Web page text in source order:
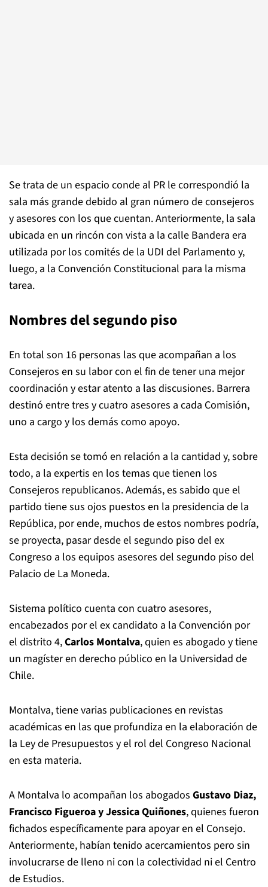
Se trata de un espacio conde al PR le correspondió la
sala más grande debido al gran número de consejeros
y asesores con los que cuentan. Anteriormente, la sala
ubicada en un rincón con vista a la calle Bandera era
utilizada por los comités de la UDI del Parlamento y,
luego, a la Convención Constitucional para la misma
tarea.
Nombres del segundo piso
En total son 16 personas las que acompañan a los
Consejeros en su labor con el fin de tener una mejor
coordinación y estar atento a las discusiones. Barrera
destinó entre tres y cuatro asesores a cada Comisión,
uno a cargo y los demás como apoyo.
Esta decisión se tomó en relación a la cantidad y, sobre
todo, a la expertis en los temas que tienen los
Consejeros republicanos. Además, es sabido que el
partido tiene sus ojos puestos en la presidencia de la
República, por ende, muchos de estos nombres podría,
se proyecta, pasar desde el segundo piso del ex
Congreso a los equipos asesores del segundo piso del
Palacio de La Moneda.
Sistema político cuenta con cuatro asesores,
encabezados por el ex candidato a la Convención por
el distrito 4,Carlos Montalva, quien es abogado y tiene
un magíster en derecho público en la Universidad de
Chile.
Montalva, tiene varias publicaciones en revistas
académicas en las que profundiza en la elaboración de
la Ley de Presupuestos y el rol del Congreso Nacional
en esta materia.
A Montalva lo acompañan los abogados Gustavo Diaz,
Francisco Figueroa y Jessica Quiñones, quienes fueron
fichados específicamente para apoyar en el Consejo.
Anteriormente, habían tenido acercamientos pero sin
involucrarse de lleno ni con la colectividad ni el Centro
de Estudios.